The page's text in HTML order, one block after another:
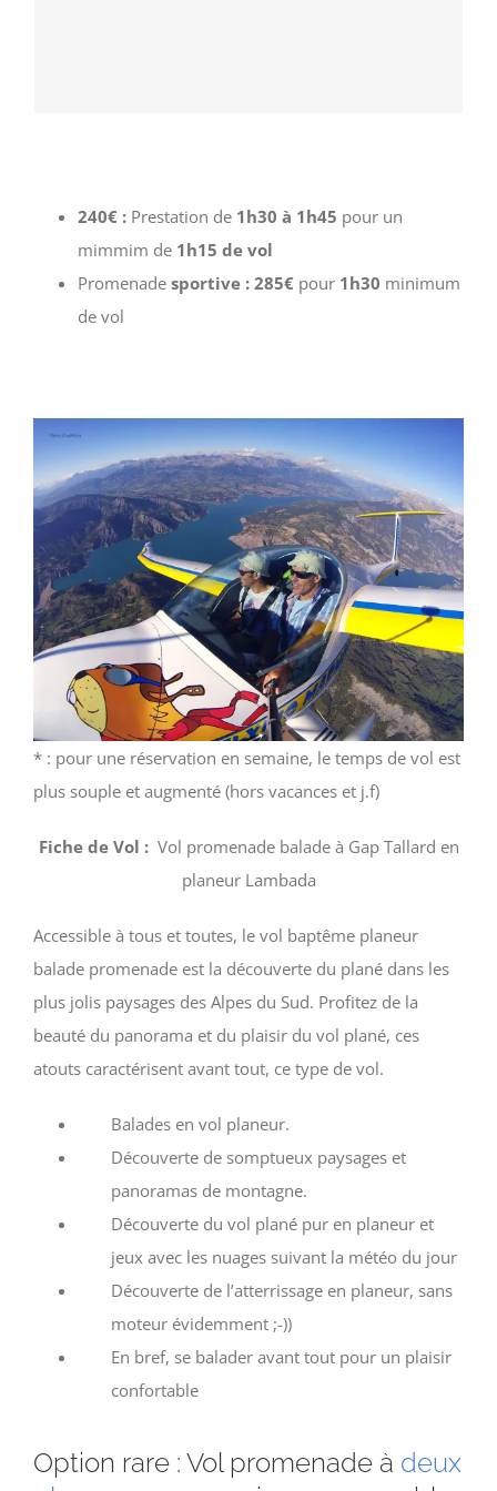
240€ : Prestation de 1h30 à 1h45 pour un
mimmim de 1h15 de vol
Promenade sportive : 285€ pour 1h30 minimum
de vol
* : pour une réservation en semaine, le temps de vol est
plus souple et augmenté (hors vacances et j.f)
Fiche de Vol : Vol promenade balade à Gap Tallard en
planeur Lambada
Accessible à tous et toutes, le vol baptême planeur
balade promenade est la découverte du plané dans les
plus jolis paysages des Alpes du Sud. Profitez de la
beauté du panorama et du plaisir du vol plané, ces
atouts caractérisent avant tout, ce type de vol.
Balades en vol planeur.
Découverte de somptueux paysages et
panoramas de montagne.
Découverte du vol plané pur en planeur et
jeux avec les nuages suivant la météo du jour
Découverte de l’atterrissage en planeur, sans
moteur évidemment ;-))
En bref, se balader avant tout pour un plaisir
confortable
Option rare : Vol promenade à deux